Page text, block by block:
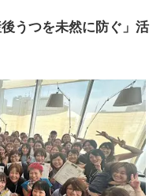
うつを未然に防ぐ」活